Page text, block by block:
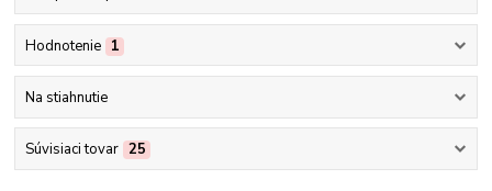
Hodnotenie 1
Na stiahnutie
Súvisiaci tovar 25